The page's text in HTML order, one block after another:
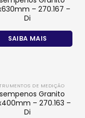
– 270.167 –
Di
SAIBA MAIS
DE MEDIÇÃO
Granito
– 270.163 –
Di